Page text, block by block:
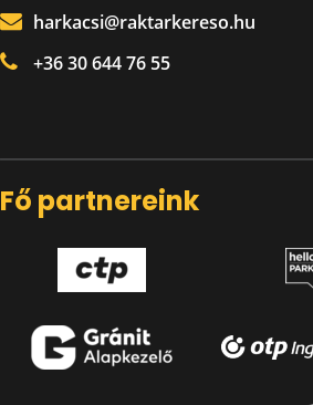
harkacsi@raktarkereso.hu
+36 30 644 76 55
Fő partnereink